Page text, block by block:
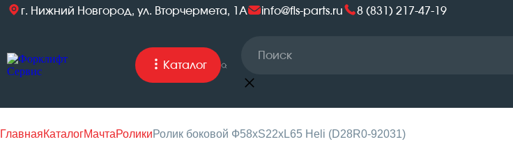
г. Нижний Новгород, ул. Вторчермета, 1А info@fls-parts.ru 8 (831) 217-47-19
Каталог
ГлавнаяКаталогМачтаРоликиРолик боковой Ф58хS22хL65 Heli (D28R0-92031)